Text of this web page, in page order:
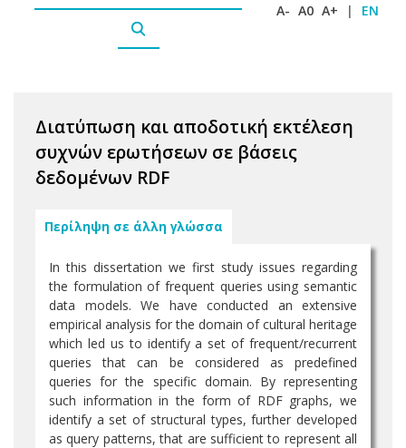
A- A0 A+ | EN
Διατύπωση και αποδοτική εκτέλεση
συχνών ερωτήσεων σε βάσεις
δεδομένων RDF
Περίληψη σε άλλη γλώσσα
In this dissertation we first study issues regarding
the formulation of frequent queries using semantic
data models. We have conducted an extensive
empirical analysis for the domain of cultural heritage
which led us to identify a set of frequent/recurrent
queries that can be considered as predefined
queries for the specific domain. By representing
such information in the form of RDF graphs, we
identify a set of structural types, further developed
as query patterns, that are sufficient to represent all